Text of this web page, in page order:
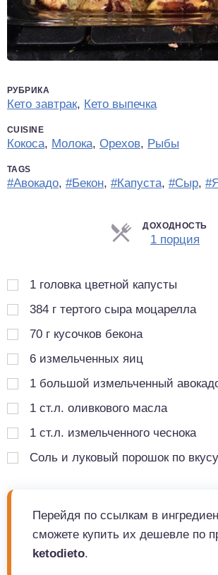
РУБРИКА
Кето завтрак, Кето выпечка
CUISINE
Кокоса, Молока, Орехов, Рыбы
TAGS
#Авокадо, #Бекон, #Капуста, #Сыр,
ДОХОДНОСТЬ
1 порция
1 головка цветной капусты
384 г тертого сыра моцарелла
70 г кусочков бекона
6 измельченных яиц
1 большой измельченный
1 ст.л. оливкового масла
1 ст.л. измельченного чеснока
Соль и луковый порошок по вкусу
Перейдя по ссылкам в
сможете купить их дешевле по
ketodieto.